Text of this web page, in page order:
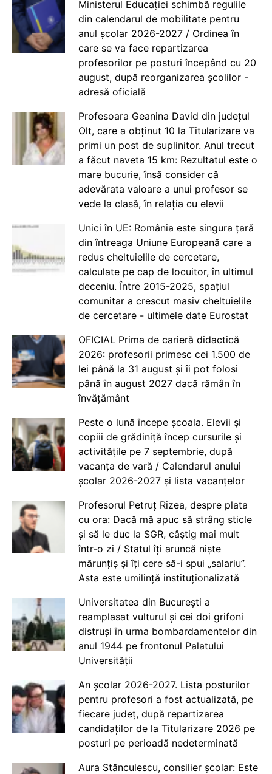
Ministerul Educației schimbă regulile
din calendarul de mobilitate pentru
anul școlar 2026-2027 / Ordinea în
care se va face repartizarea
profesorilor pe posturi începând cu 20
august, după reorganizarea școlilor -
adresă oficială
Profesoara Geanina David din județul
Olt, care a obținut 10 la Titularizare va
primi un post de suplinitor. Anul trecut
a făcut naveta 15 km: Rezultatul este o
mare bucurie, însă consider că
adevărata valoare a unui profesor se
vede la clasă, în relația cu elevii
Unici în UE: România este singura țară
din întreaga Uniune Europeană care a
redus cheltuielile de cercetare,
calculate pe cap de locuitor, în ultimul
deceniu. Între 2015-2025, spațiul
comunitar a crescut masiv cheltuielile
de cercetare - ultimele date Eurostat
OFICIAL Prima de carieră didactică
2026: profesorii primesc cei 1.500 de
lei până la 31 august și îi pot folosi
până în august 2027 dacă rămân în
învățământ
Peste o lună începe școala. Elevii și
copiii de grădiniță încep cursurile și
activitățile pe 7 septembrie, după
vacanța de vară / Calendarul anului
școlar 2026-2027 și lista vacanțelor
Profesorul Petruț Rizea, despre plata
cu ora: Dacă mă apuc să strâng sticle
și să le duc la SGR, câștig mai mult
într-o zi / Statul îți aruncă niște
mărunțiș și îți cere să-i spui „salariu”.
Asta este umilință instituționalizată
Universitatea din București a
reamplasat vulturul și cei doi grifoni
distruși în urma bombardamentelor din
anul 1944 pe frontonul Palatului
Universității
An școlar 2026-2027. Lista posturilor
pentru profesori a fost actualizată, pe
fiecare județ, după repartizarea
candidaților de la Titularizare 2026 pe
posturi pe perioadă nedeterminată
Aura Stănculescu, consilier școlar: Este